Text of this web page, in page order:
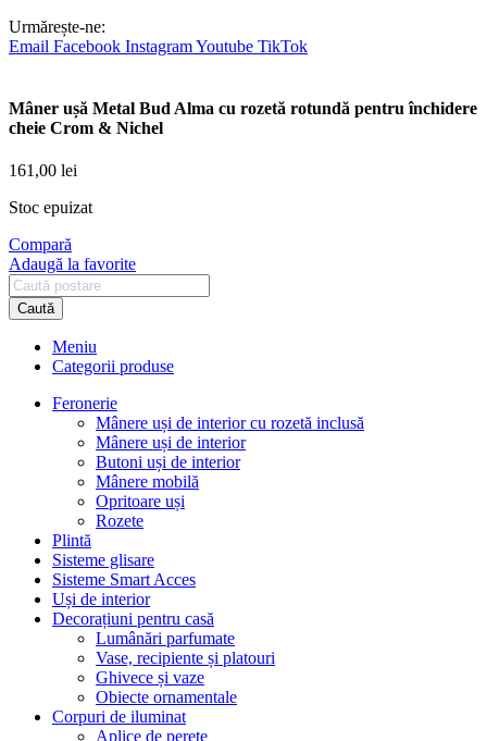
Urmărește-ne:
Email Facebook InstagramYoutube TikTok
Mâner ușă Metal Bud Alma cu rozetă rotundă pentru închidere
cheie Crom & Nichel
161,00 lei
Stoc epuizat
Compară
Adaugă la favorite
Caută
Meniu
Categorii produse
Feronerie
Mânere uși de interior cu rozetă inclusă
Mânere uși de interior
Butoni uși de interior
Mânere mobilă
Opritoare uși
Rozete
Plintă
Sisteme glisare
Sisteme Smart Acces
Uși de interior
Decorațiuni pentru casă
Lumânări parfumate
Vase, recipiente și platouri
Ghivece și vaze
Obiecte ornamentale
Corpuri de iluminat
Aplice de perete